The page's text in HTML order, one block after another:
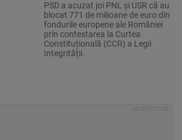
PSD a acuzat joi PNL și USR că au
blocat 771 de milioane de euro din
fondurile europene ale României
prin contestarea la Curtea
Constituțională (CCR) a Legii
Integrității.